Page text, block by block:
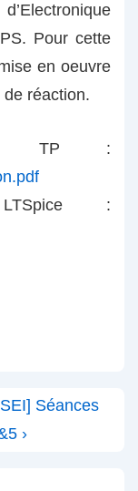
Pour cette
en oeuvre
réaction.
TP :
:
Séances
›